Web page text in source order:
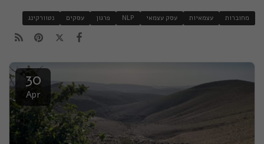
מחוברות עצמאיות עסק עצמאי NLP פרגון עסקים נטוורקינג
30
Apr